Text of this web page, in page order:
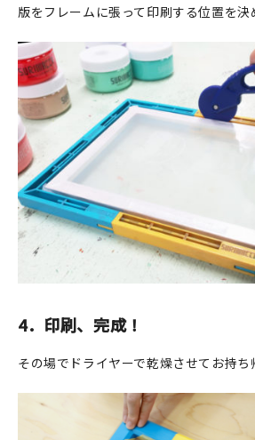
版をフレームに張って印刷する位置を決
4．印刷、完成！
その場でドライヤーで乾燥させてお持